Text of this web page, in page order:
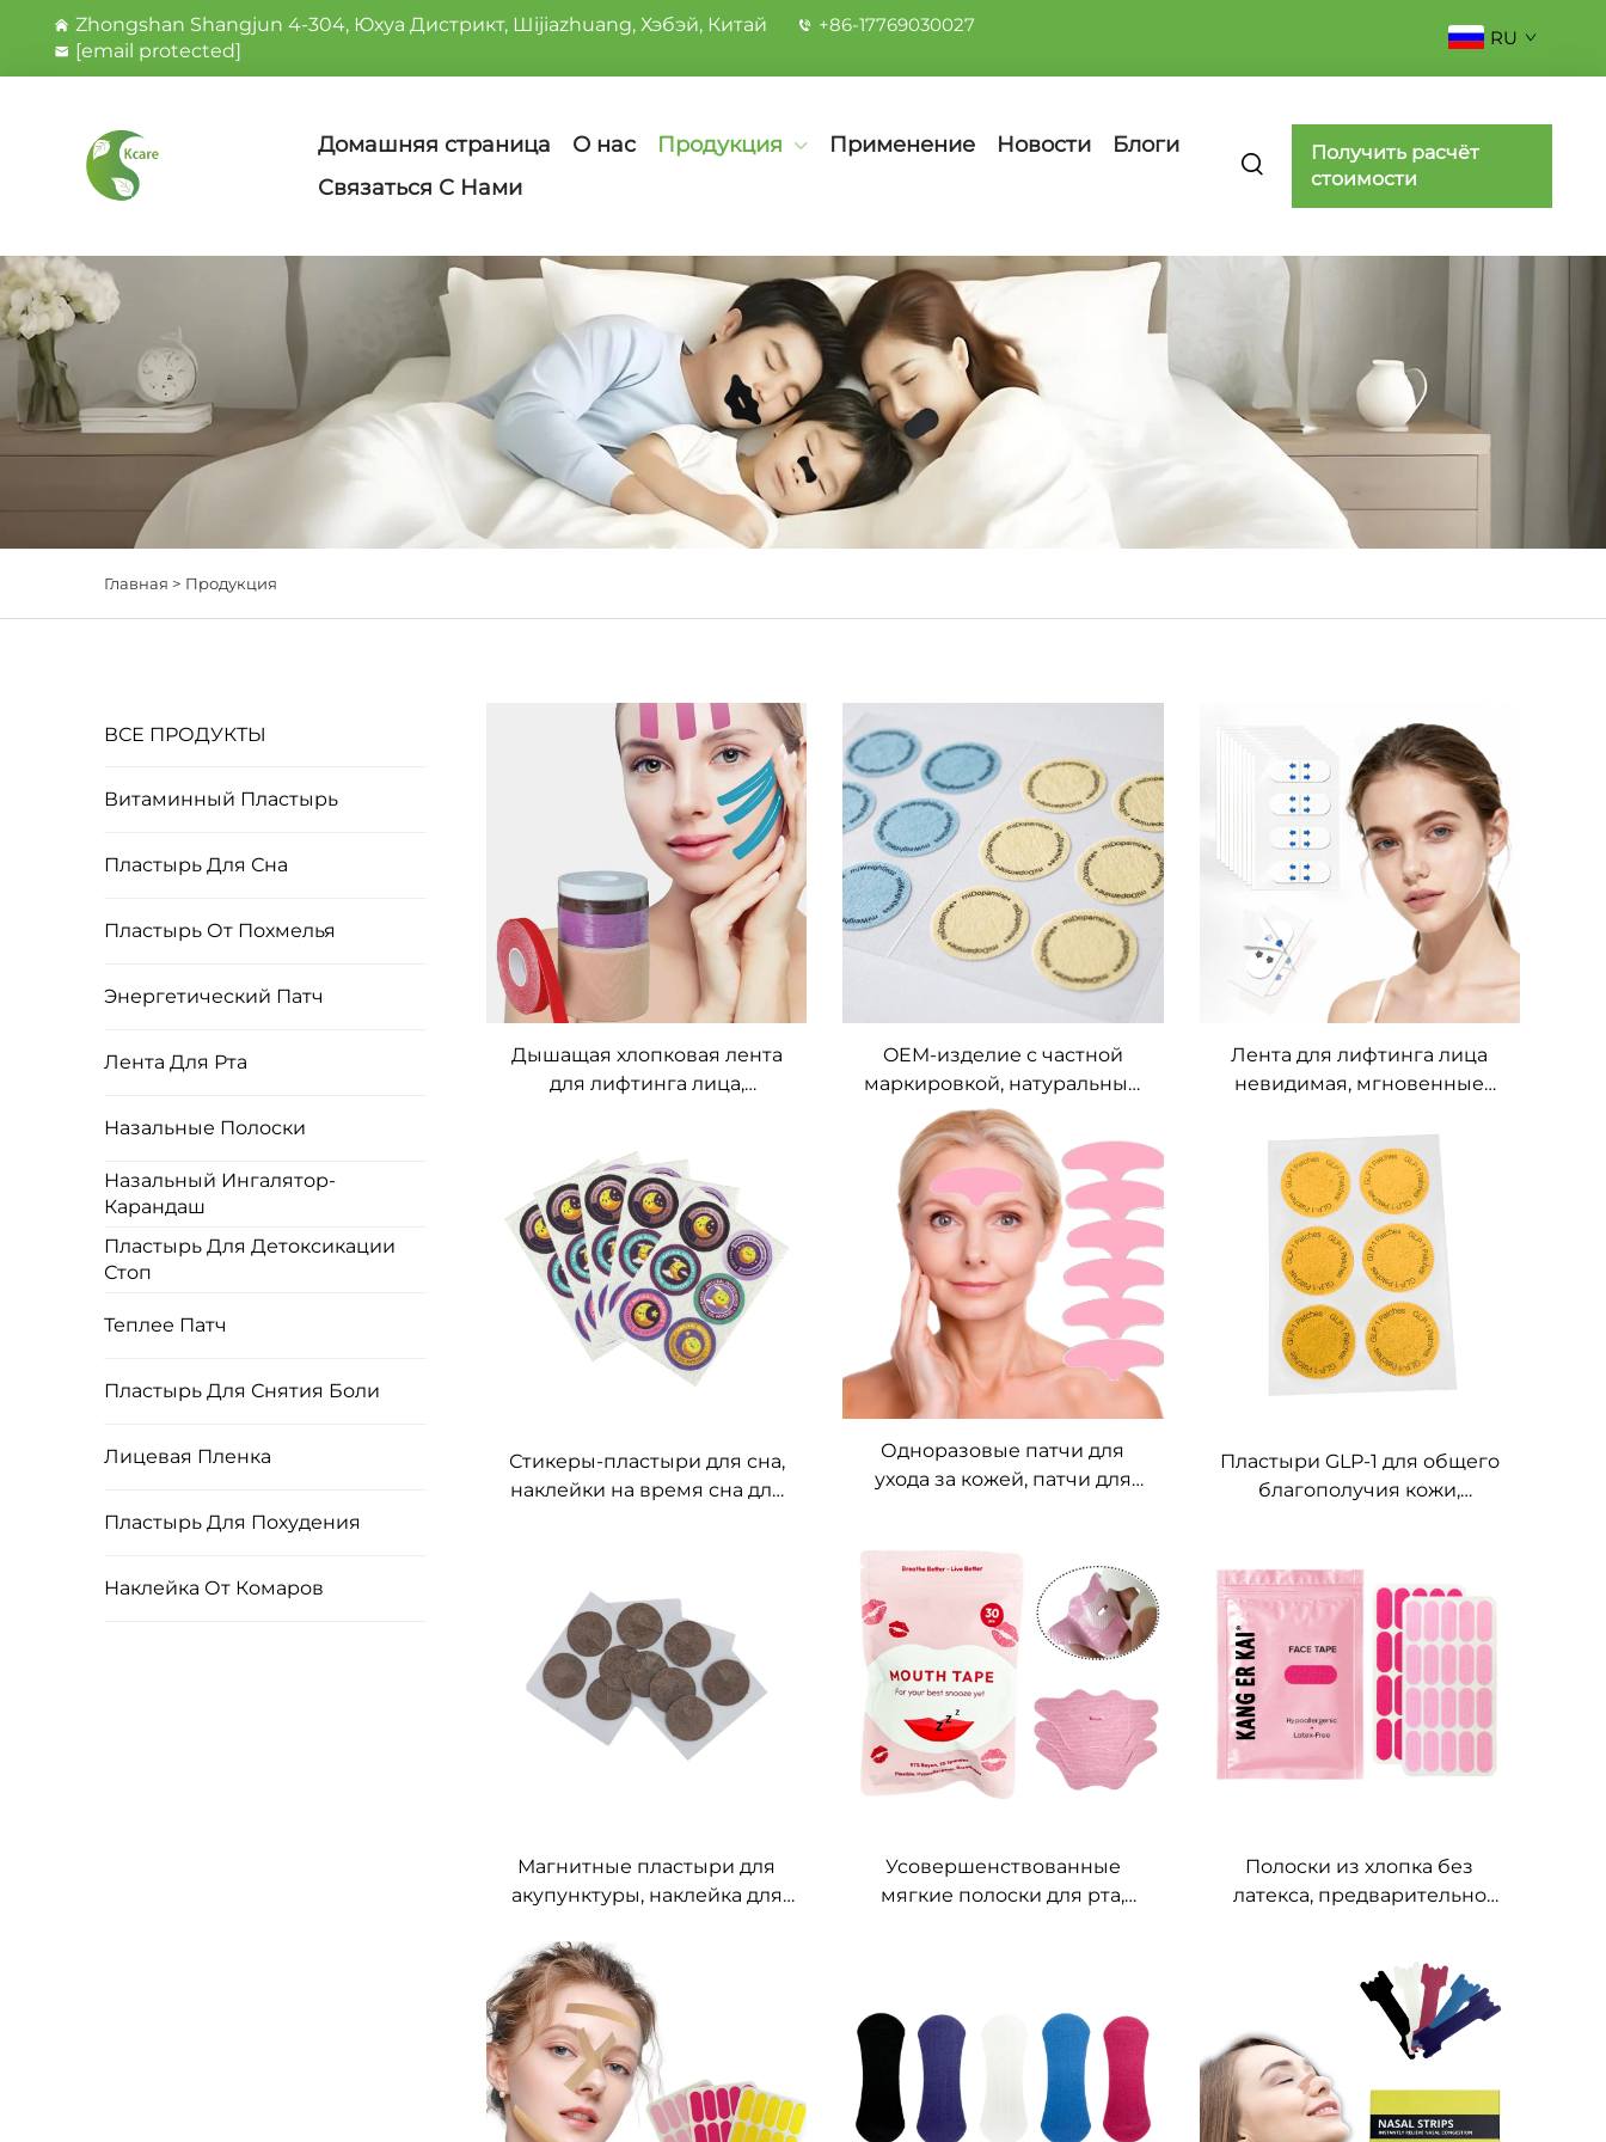
Zhongshan Shangjun 4-304, Юхуа Дистрикт, Шijiazhuang, Хэбэй, Китай
+86-17769030027
[email protected]
RU
Домашняя страница О нас Продукция Применение Новости
Блоги
Связаться С Нами
Получить расчёт
стоимости
Главная > Продукция
ВСЕ ПРОДУКТЫ
Витаминный Пластырь
Пластырь Для Сна
Пластырь От Похмелья
Энергетический Патч
Лента Для Рта
Назальные Полоски
Назальный Ингалятор-
Карандаш
Пластырь Для Детоксикации
Стоп
Теплее Патч
Пластырь Для Снятия Боли
Лицевая Пленка
Пластырь Для Похудения
Наклейка От Комаров
Дышащая хлопковая лента
для лифтинга лица,
лица в форме «V» и
мгновенного укрепления
кожи, лифтинг-стикер
OEM-изделие с частной
маркировкой, натуральный
пластырь для поддержки
эмоционального состояния,
витаминный
трансдермальный пластырь
для повышения
концентрации и снятия
стресса с 5-ГТП и витамином
B12
Лента для лифтинга лица
невидимая, мгновенные
при обвисании кожи,
провисании щек, двойном
подбородке, сверхтонкая
невидимая лифтинг-лента
для лица
Стикеры-пластыри для сна,
наклейки на время сна для
без химикатов и лекарств,
натуральный пластырь
Одноразовые патчи для
ухода за кожей, патчи для
средство для ухода за кожей
Пластыри GLP-1 для общего
благополучия кожи,
моделирования тела, не
раздражает кожу, удобный в
использовании
трансдермальный пластырь
Магнитные пластыри для
акупунктуры, наклейка для
магнитный пластырь для
релаксации и снятия боли
при акупунктуре для колена
Усовершенствованные
мягкие полоски для рта,
коллагеном для сна
Полоски из хлопка без
латекса, предварительно
морщины, антивозрастные
пластыри для лба